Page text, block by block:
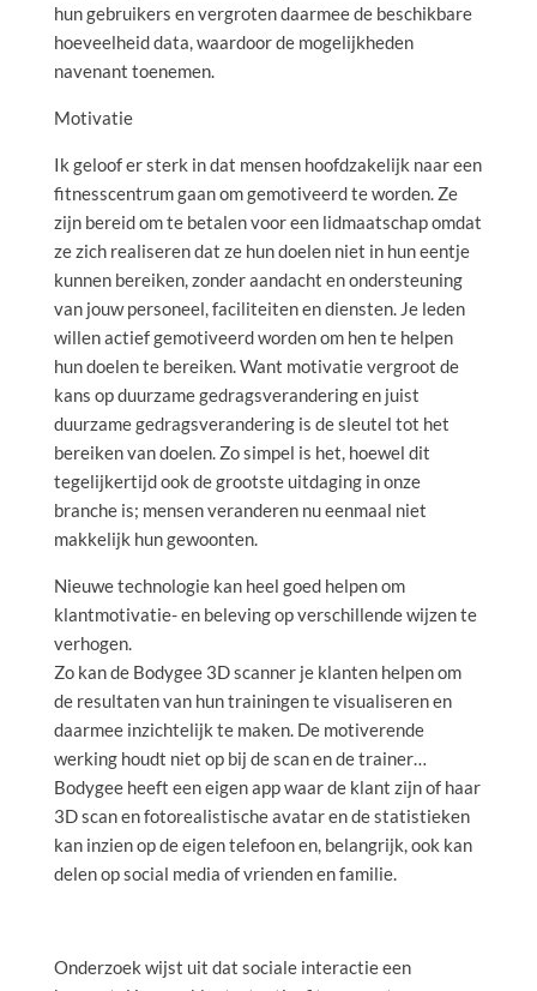
hun gebruikers en vergroten daarmee de beschikbare
hoeveelheid data, waardoor de mogelijkheden
navenant toenemen.
Motivatie
Ik geloof er sterk in dat mensen hoofdzakelijk naar een
fitnesscentrum gaan om gemotiveerd te worden. Ze
zijn bereid om te betalen voor een lidmaatschap omdat
ze zich realiseren dat ze hun doelen niet in hun eentje
kunnen bereiken, zonder aandacht en ondersteuning
van jouw personeel, faciliteiten en diensten. Je leden
willen actief gemotiveerd worden om hen te helpen
hun doelen te bereiken. Want motivatie vergroot de
kans op duurzame gedragsverandering en juist
duurzame gedragsverandering is de sleutel tot het
bereiken van doelen. Zo simpel is het, hoewel dit
tegelijkertijd ook de grootste uitdaging in onze
branche is; mensen veranderen nu eenmaal niet
makkelijk hun gewoonten.
Nieuwe technologie kan heel goed helpen om
klantmotivatie- en beleving op verschillende wijzen te
verhogen.
Zo kan de Bodygee 3D scanner je klanten helpen om
de resultaten van hun trainingen te visualiseren en
daarmee inzichtelijk te maken. De motiverende
werking houdt niet op bij de scan en de trainer…
Bodygee heeft een eigen app waar de klant zijn of haar
3D scan en fotorealistische avatar en de statistieken
kan inzien op de eigen telefoon en, belangrijk, ook kan
delen op social media of vrienden en familie.
Onderzoek wijst uit dat sociale interactie een